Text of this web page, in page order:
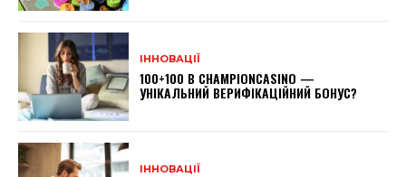
ІННОВАЦІЇ
100+100 В CHAMPIONCASINO —
УНІКАЛЬНИЙ ВЕРИФІКАЦІЙНИЙ БОНУС?
ІННОВАЦІЇ